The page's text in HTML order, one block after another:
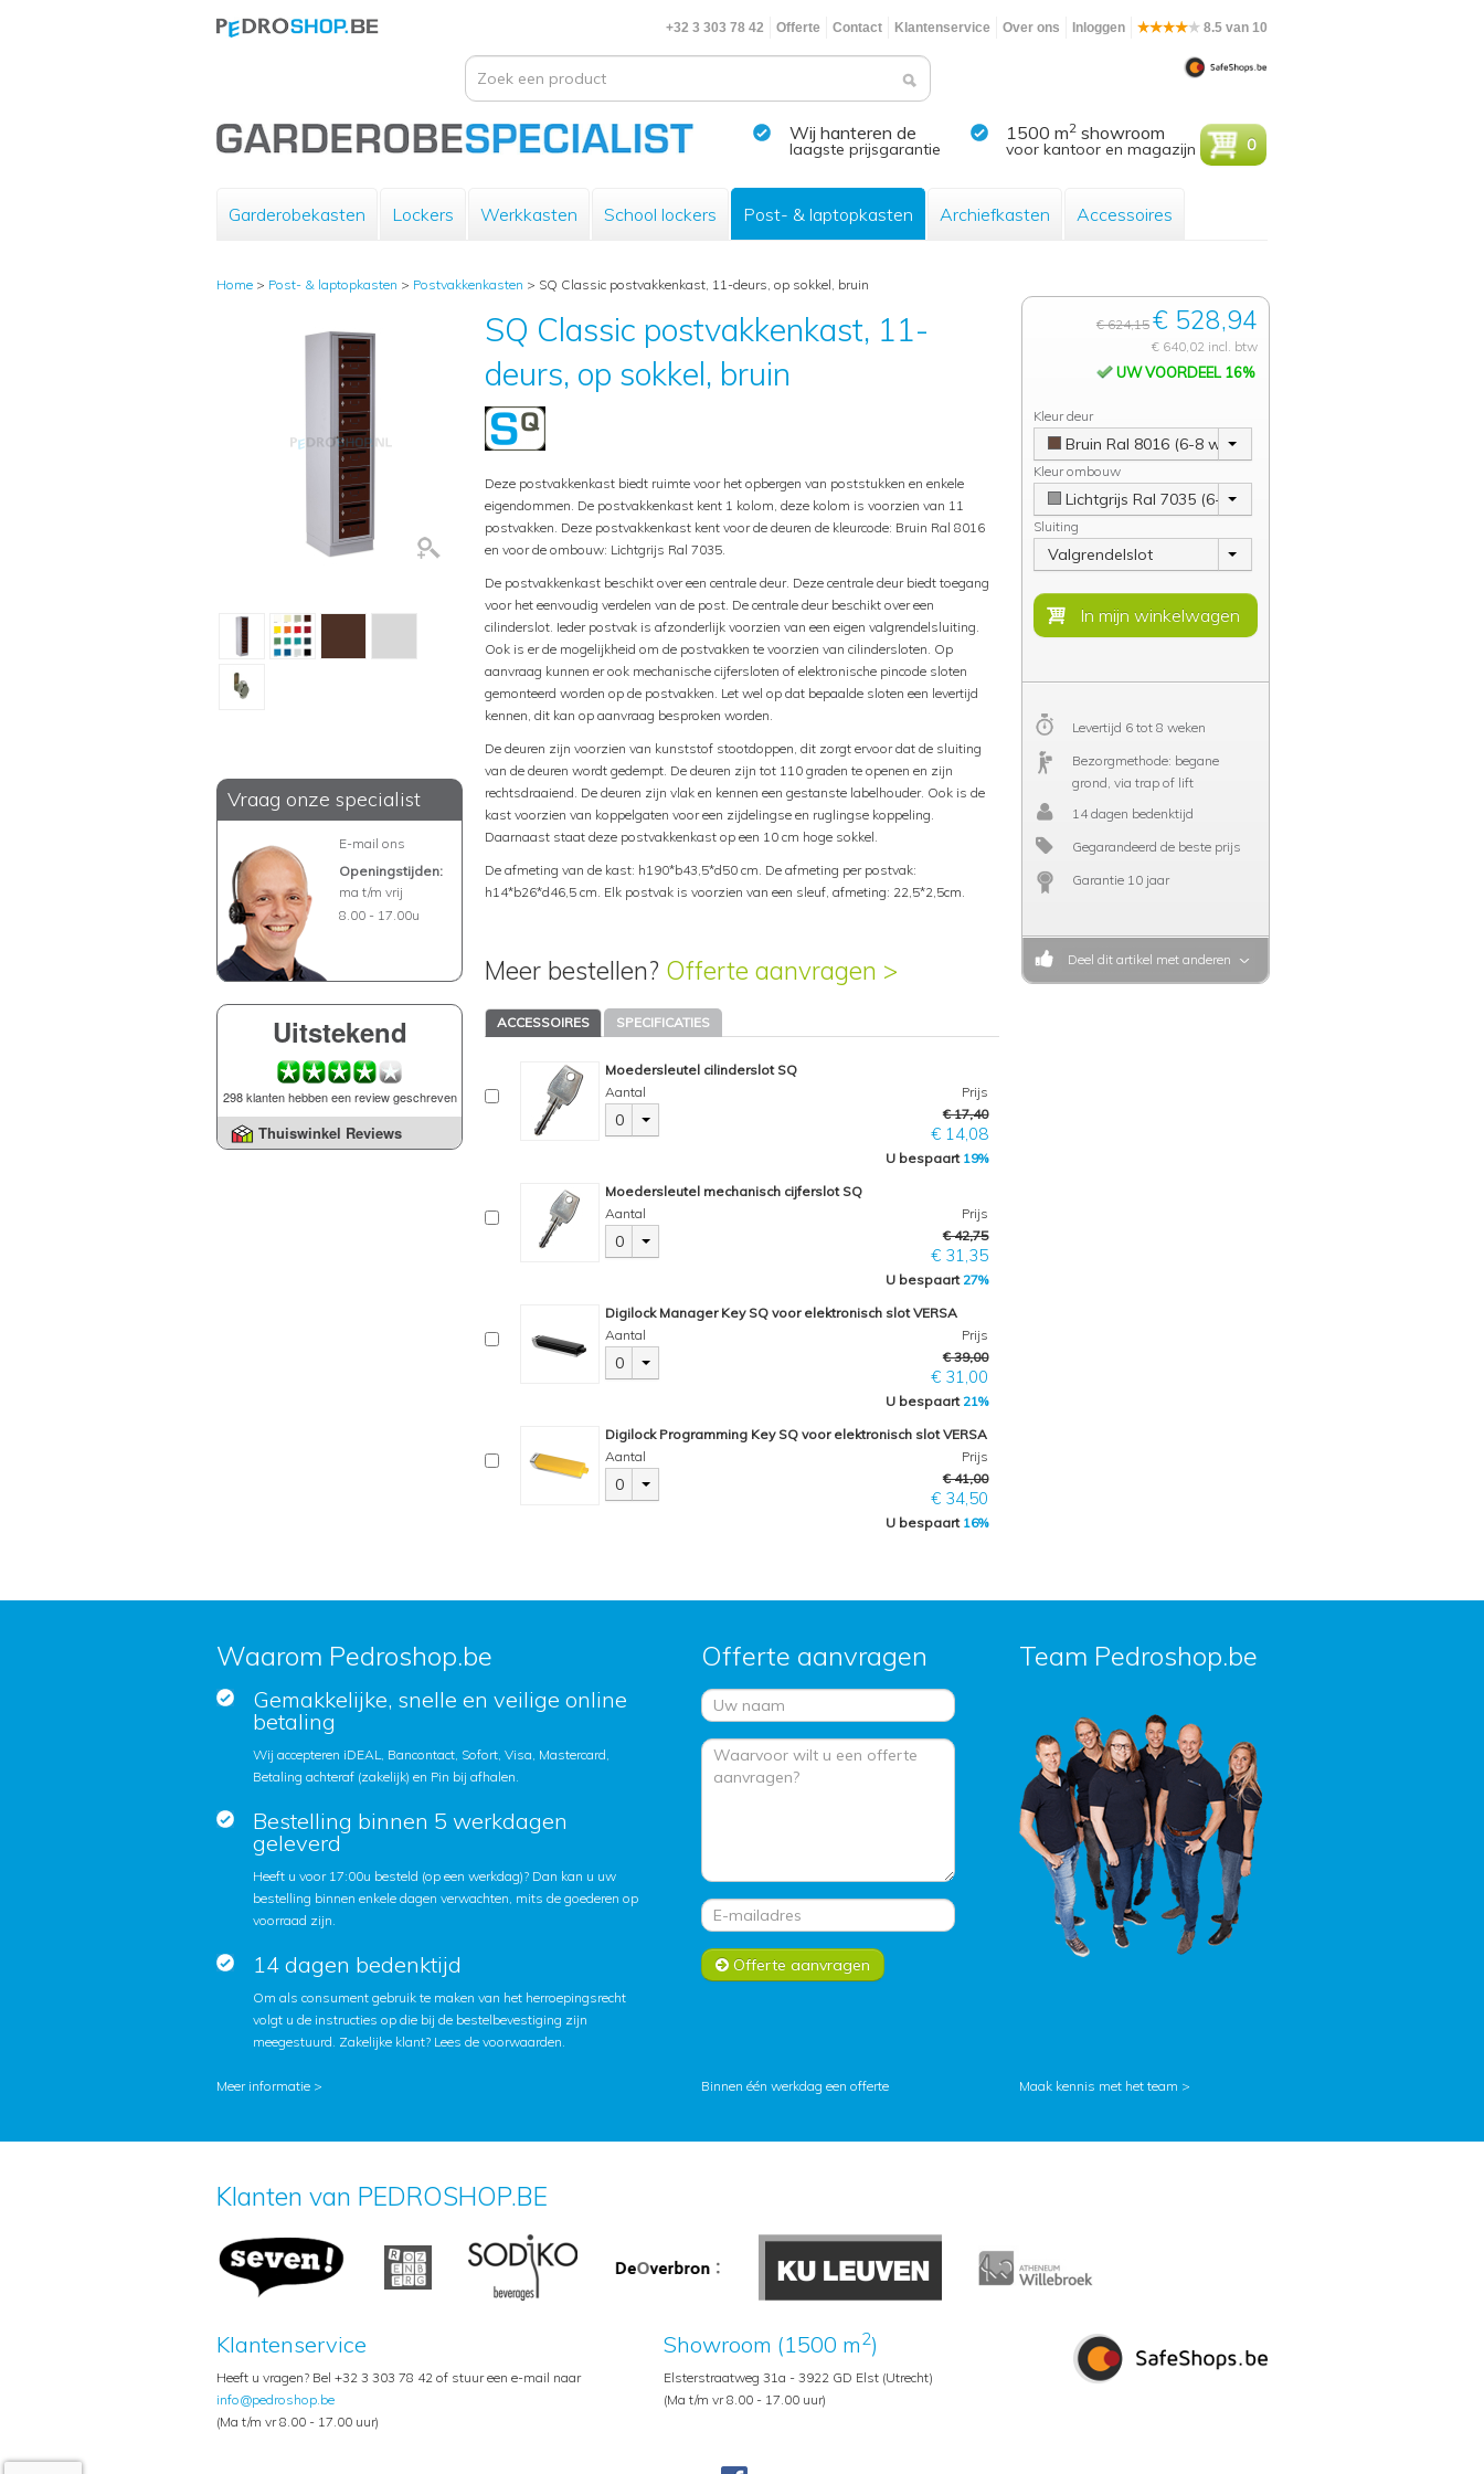
+32 3 303 78 42 Offerte Contact Klantenservice Over ons Inloggen 8.5 van 10
Wij hanteren de
laagste prijsgarantie
1500 m2 showroom
voor kantoor en magazijn 0
Garderobekasten Lockers Werkkasten School lockers Post- & laptopkasten Archiefkasten Accessoires
Home > Post- & laptopkasten > Postvakkenkasten > SQ Classic postvakkenkast, 11-deurs, op sokkel, bruin
Vraag onze specialist
E-mail ons
Openingstijden:
ma t/m vrij
8.00 - 17.00u
Uitstekend
298 klanten hebben een review geschreven
Thuiswinkel Reviews
SQ Classic postvakkenkast, 11-
deurs, op sokkel, bruin
Deze postvakkenkast biedt ruimte voor het opbergen van poststukken en enkele
eigendommen. De postvakkenkast kent 1 kolom, deze kolom is voorzien van 11
postvakken. Deze postvakkenkast kent voor de deuren de kleurcode: Bruin Ral 8016
en voor de ombouw: Lichtgrijs Ral 7035.
De postvakkenkast beschikt over een centrale deur. Deze centrale deur biedt toegang
voor het eenvoudig verdelen van de post. De centrale deur beschikt over een
cilinderslot. Ieder postvak is afzonderlijk voorzien van een eigen valgrendelsluiting.
Ook is er de mogelijkheid om de postvakken te voorzien van cilindersloten. Op
aanvraag kunnen er ook mechanische cijfersloten of elektronische pincode sloten
gemonteerd worden op de postvakken. Let wel op dat bepaalde sloten een levertijd
kennen, dit kan op aanvraag besproken worden.
De deuren zijn voorzien van kunststof stootdoppen, dit zorgt ervoor dat de sluiting
van de deuren wordt gedempt. De deuren zijn tot 110 graden te openen en zijn
rechtsdraaiend. De deuren zijn vlak en kennen een gestanste labelhouder. Ook is de
kast voorzien van koppelgaten voor een zijdelingse en ruglingse koppeling.
Daarnaast staat deze postvakkenkast op een 10 cm hoge sokkel.
De afmeting van de kast: h190*b43,5*d50 cm. De afmeting per postvak:
h14*b26*d46,5 cm. Elk postvak is voorzien van een sleuf, afmeting: 22,5*2,5cm.
Meer bestellen? Offerte aanvragen >
ACCESSOIRES SPECIFICATIES
Moedersleutel cilinderslot SQ
Aantal
0
Prijs
€ 17,40
€ 14,08
U bespaart 19%
Moedersleutel mechanisch cijferslot SQ
Aantal
0
Prijs
€ 42,75
€ 31,35
U bespaart 27%
Digilock Manager Key SQ voor elektronisch slot VERSA
Aantal
0
Prijs
€ 39,00
€ 31,00
U bespaart 21%
Digilock Programming Key SQ voor elektronisch slot VERSA
Aantal
0
Prijs
€ 41,00
€ 34,50
U bespaart 16%
€ 624,15 € 528,94
€ 640,02 incl. btw
UW VOORDEEL 16%
Kleur deur
Bruin Ral 8016 (6-8 weken)
Kleur ombouw
Lichtgrijs Ral 7035 (6-8 weken)
Sluiting
Valgrendelslot
Levertijd 6 tot 8 weken
Bezorgmethode: begane
grond, via trap of lift
14 dagen bedenktijd
Gegarandeerd de beste prijs
Garantie 10 jaar
Deel dit artikel met anderen
Waarom Pedroshop.be
Gemakkelijke, snelle en veilige online
betaling
Wij accepteren iDEAL, Bancontact, Sofort, Visa, Mastercard,
Betaling achteraf (zakelijk) en Pin bij afhalen.
Bestelling binnen 5 werkdagen
geleverd
Heeft u voor 17:00u besteld (op een werkdag)? Dan kan u uw
bestelling binnen enkele dagen verwachten, mits de goederen op
voorraad zijn.
14 dagen bedenktijd
Om als consument gebruik te maken van het herroepingsrecht
volgt u de instructies op die bij de bestelbevestiging zijn
meegestuurd. Zakelijke klant? Lees de voorwaarden.
Offerte aanvragen
Offerte aanvragen
Team Pedroshop.be
Meer informatie > Binnen één werkdag een offerte Maak kennis met het team >
Klanten van PEDROSHOP.BE
Klantenservice
Heeft u vragen? Bel +32 3 303 78 42 of stuur een e-mail naar
info@pedroshop.be
(Ma t/m vr 8.00 - 17.00 uur)
Showroom (1500 m2)
Elsterstraatweg 31a - 3922 GD Elst (Utrecht)
(Ma t/m vr 8.00 - 17.00 uur)